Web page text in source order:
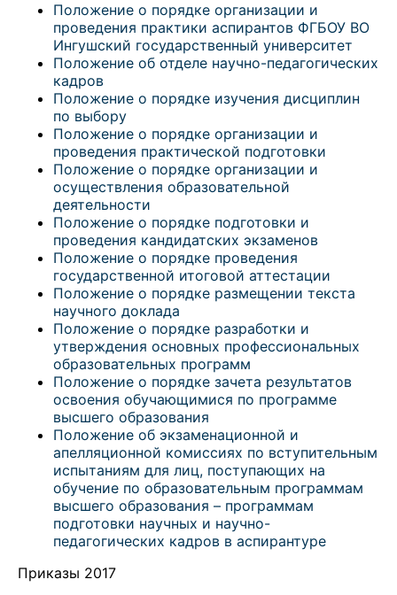
Положение о порядке организации и
проведения практики аспирантов ФГБОУ ВО
Ингушский государственный университет
Положение об отделе научно-педагогических
кадров
Положение о порядке изучения дисциплин
по выбору
Положение о порядке организации и
проведения практической подготовки
Положение о порядке организации и
осуществления образовательной
деятельности
Положение о порядке подготовки и
проведения кандидатских экзаменов
Положение о порядке проведения
государственной итоговой аттестации
Положение о порядке размещении текста
научного доклада
Положение о порядке разработки и
утверждения основных профессиональных
образовательных программ
Положение о порядке зачета результатов
освоения обучающимися по программе
высшего образования
Положение об экзаменационной и
апелляционной комиссиях по вступительным
испытаниям для лиц, поступающих на
обучение по образовательным программам
высшего образования – программам
подготовки научных и научно-
педагогических кадров в аспирантуре
Приказы 2017